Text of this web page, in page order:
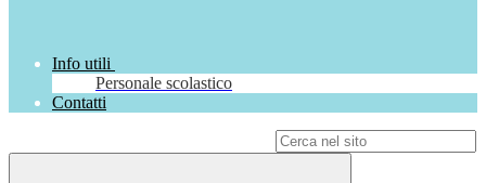
Info utili
Personale scolastico
Contatti